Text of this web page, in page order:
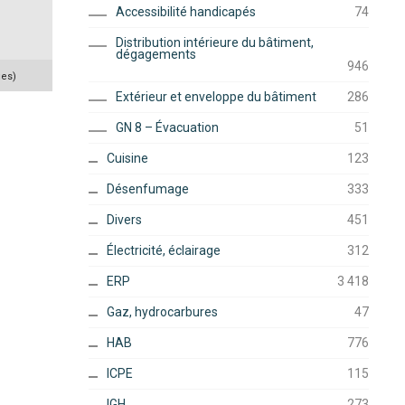
Accessibilité handicapés 74
Distribution intérieure du bâtiment,
dégagements
946
Extérieur et enveloppe du bâtiment 286
GN 8 – Évacuation 51
Cuisine 123
Désenfumage 333
Divers 451
Électricité, éclairage 312
ERP 3 418
Gaz, hydrocarbures 47
HAB 776
ICPE 115